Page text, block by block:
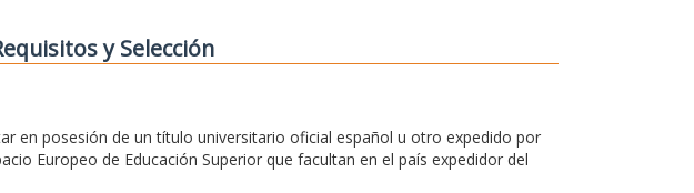
y Selección
en posesión de un título universitario oficial español u otro expedido por
Europeo de Educación Superior que facultan en el país expedidor del